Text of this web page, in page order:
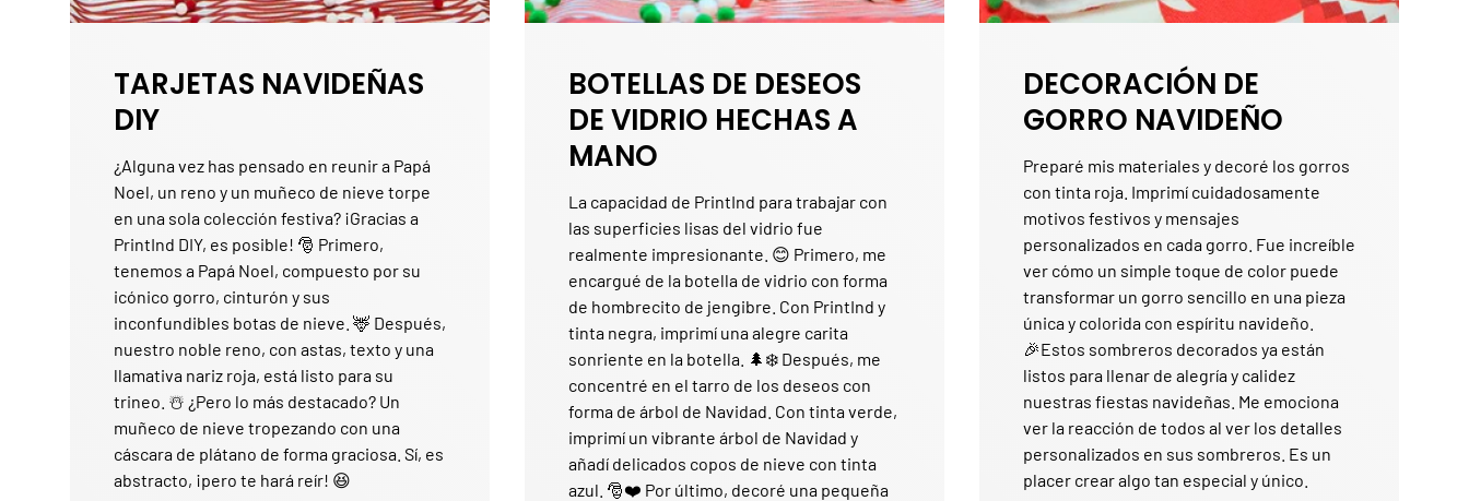
TARJETAS NAVIDEÑAS
DIY
¿Alguna vez has pensado en reunir a Papá
Noel, un reno y un muñeco de nieve torpe
en una sola colección festiva? ¡Gracias a
PrintInd DIY, es posible! 🎅 Primero,
tenemos a Papá Noel, compuesto por su
icónico gorro, cinturón y sus
inconfundibles botas de nieve. 🦌 Después,
nuestro noble reno, con astas, texto y una
llamativa nariz roja, está listo para su
trineo. ☃️ ¿Pero lo más destacado? Un
muñeco de nieve tropezando con una
cáscara de plátano de forma graciosa. Sí, es
abstracto, ¡pero te hará reír! 😆
BOTELLAS DE DESEOS
DE VIDRIO HECHAS A
MANO
La capacidad de PrintInd para trabajar con
las superficies lisas del vidrio fue
realmente impresionante. 😊 Primero, me
encargué de la botella de vidrio con forma
de hombrecito de jengibre. Con PrintInd y
tinta negra, imprimí una alegre carita
sonriente en la botella. 🌲❄️ Después, me
concentré en el tarro de los deseos con
forma de árbol de Navidad. Con tinta verde,
imprimí un vibrante árbol de Navidad y
añadí delicados copos de nieve con tinta
azul. 🎅❤️ Por último, decoré una pequeña
DECORACIÓN DE
GORRO NAVIDEÑO
Preparé mis materiales y decoré los gorros
con tinta roja. Imprimí cuidadosamente
motivos festivos y mensajes
personalizados en cada gorro. Fue increíble
ver cómo un simple toque de color puede
transformar un gorro sencillo en una pieza
única y colorida con espíritu navideño.
🎉Estos sombreros decorados ya están
listos para llenar de alegría y calidez
nuestras fiestas navideñas. Me emociona
ver la reacción de todos al ver los detalles
personalizados en sus sombreros. Es un
placer crear algo tan especial y único.